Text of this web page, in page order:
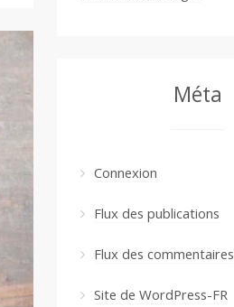
Méta
Connexion
Flux des publications
Flux des commentaires
Site de WordPress-FR